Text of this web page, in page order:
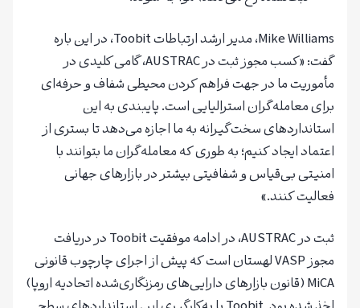
Mike Williams، مدیر ارشد ارتباطات Toobit، در این باره
گفت: «کسب مجوز ثبت در AUSTRAC، گامی کلیدی در
مأموریت ما در جهت فراهم کردن محیطی شفاف و حرفه‌ای
برای معامله‌گران استرالیایی است. پایبندی به این
استانداردهای سخت‌گیرانه به ما اجازه می‌دهد تا بستری از
اعتماد ایجاد کنیم؛ به طوری که معامله‌گران ما بتوانند با
امنیتی بی‌قیاس و شفافیتی بیشتر در بازارهای جهانی
فعالیت کنند.»
ثبت در AUSTRAC، در ادامه موفقیت Toobit در دریافت
مجوز VASP لهستان است که پیش از اجرای چارچوب قانونی
MiCA (قانون بازارهای دارایی‌های رمزنگاری‌شده اتحادیه اروپا)